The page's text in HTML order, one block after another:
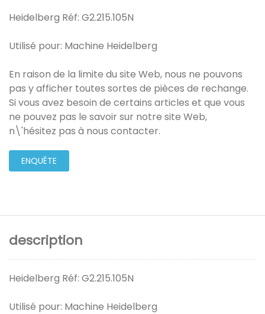
Heidelberg Réf: G2.215.105N
Utilisé pour: Machine Heidelberg
En raison de la limite du site Web, nous ne pouvons
pas y afficher toutes sortes de pièces de rechange.
Si vous avez besoin de certains articles et que vous
ne pouvez pas le savoir sur notre site Web,
n\'hésitez pas à nous contacter.
ENQUÊTE
description
Heidelberg Réf: G2.215.105N
Utilisé pour: Machine Heidelberg